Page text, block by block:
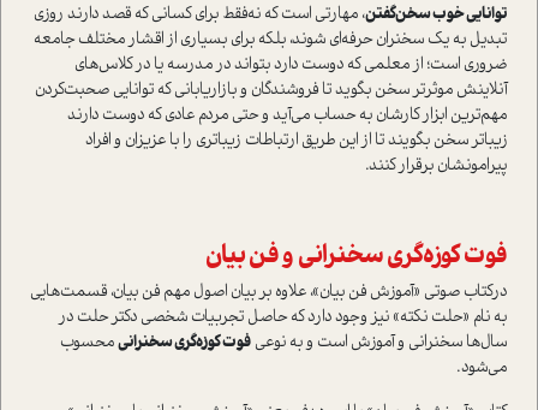
توانايي خوب سخن‌گفتن، مهارتي است که نه‌فقط براي کساني که قصد دارند روزي
تبديل به يک سخنران حرفه‌اي شوند، بلکه براي بسياري از اقشار مختلف جامعه
ضروري است؛ از معلمي که دوست دارد بتواند در مدرسه يا در کلاس‌هاي
آنلاينش موثرتر سخن بگويد تا فروشندگان و بازارياباني که توانايي صحبت‌کردن
مهم‌ترين ابزار کارشان به حساب مي‌آيد و حتي مردم عادي که دوست دارند
زيباتر سخن بگويند تا از اين طريق ارتباطات زيباتري را با عزيزان و افراد
پيرامونشان برقرار کنند.
فوت کوزه‌گري سخنراني و فن بيان
درکتاب صوتي «آموزش فن بيان»، علاوه بر بيان اصول مهم فن بيان، قسمت‌هايي
به نام «حلت نکته» نيز وجود دارد که حاصل تجربيات شخصي دکتر حلت در
سال‌ها سخنراني و آموزش است و به نوعي فوت کوزه‌گري سخنرانيمحسوب
مي‌شود.